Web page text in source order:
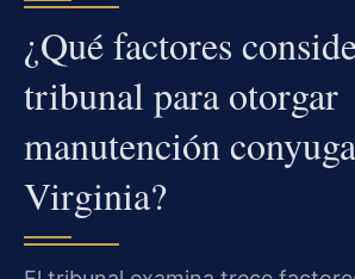
¿Qué factores
tribunal para otorgar
manutención
Virginia?